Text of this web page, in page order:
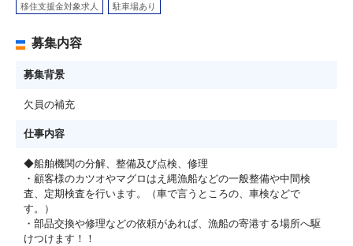
移住支援金対象求人 駐車場あり
募集内容
募集背景
欠員の補充
仕事内容
◆船舶機関の分解、整備及び点検、修理
・顧客様のカツオやマグロはえ縄漁船などの一般整備や中間検
査、定期検査を行います。（車で言うところの、車検などで
す。）
・部品交換や修理などの依頼があれば、漁船の寄港する場所へ駆
けつけます！！